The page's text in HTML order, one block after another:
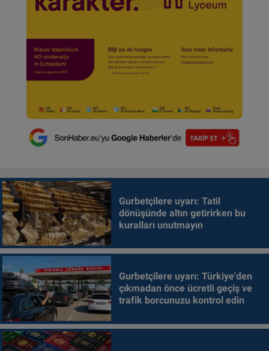
Gurbetçilere uyarı: Tatil
dönüşünde altın getirirken bu
kuralları unutmayın
Gurbetçilere uyarı: Türkiye'den
çıkmadan önce ücretli geçiş ve
trafik borcunuzu kontrol edin